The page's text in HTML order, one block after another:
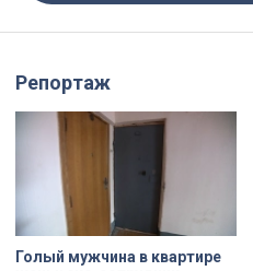
Репортаж
Голый мужчина в квартире